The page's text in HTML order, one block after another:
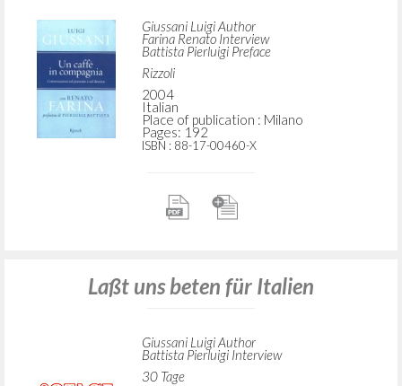
Giussani Luigi Author
Farina Renato Interview
Battista Pierluigi Preface
Rizzoli
2004
Italian
Place of publication : Milano
Pages: 192
ISBN : 88-17-00460-X
Laßt uns beten für Italien
Giussani Luigi Author
Battista Pierluigi Interview
30 Tage